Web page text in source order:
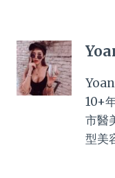
10+
市醫
型美